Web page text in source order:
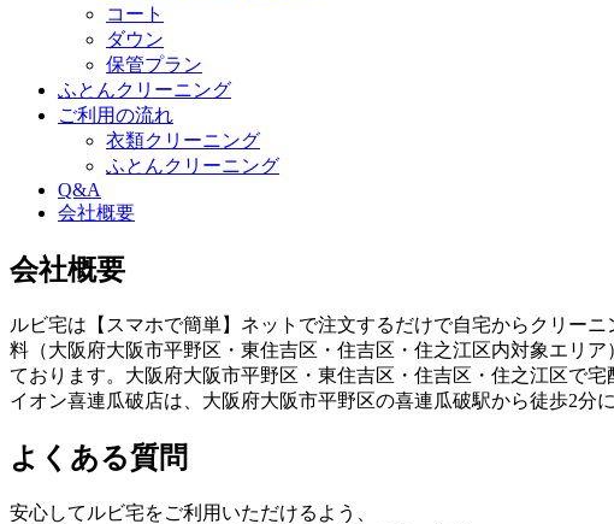
コート
ダウン
保管プラン
ふとんクリーニング
ご利用の流れ
衣類クリーニング
ふとんクリーニング
Q&A
会社概要
会社概要
ルビ宅は【スマホで簡単】ネットで注文するだけで自宅からクリー
料（大阪府大阪市平野区・東住吉区・住吉区・住之江区内対象エリ
ております。大阪府大阪市平野区・東住吉区・住吉区・住之江区で
イオン喜連瓜破店は、大阪府大阪市平野区の喜連瓜破駅から徒歩2分
よくある質問
安心してルビ宅をご利用いただけるよう、